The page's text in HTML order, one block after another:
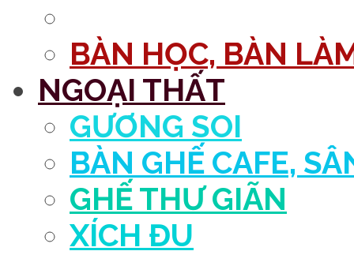
BÀN HỌC, BÀN
NGOẠI THẤT
GƯƠNG SOI
BÀN GHẾ CAFE,
GHẾ THƯ GIÃN
XÍCH ĐU